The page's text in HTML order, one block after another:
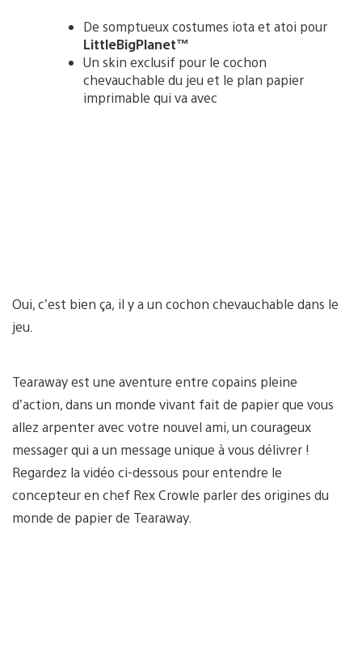
De somptueux costumes iota et atoi pour
LittleBigPlanet™
Un skin exclusif pour le cochon
chevauchable du jeu et le plan papier
imprimable qui va avec
Oui, c’est bien ça, il y a un cochon chevauchable dans le
jeu
Tearaway est une aventure entre copains pleine
d’action, dans un monde vivant fait de papier que vous
allez arpenter avec votre nouvel ami, un courageux
messager qui a un message unique à vous délivrer !
Regardez la vidéo ci-dessous pour entendre le
concepteur en chef Rex Crowle parler des origines du
monde de papier de Tearaway.